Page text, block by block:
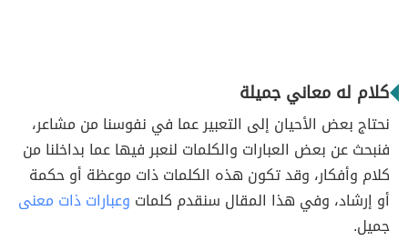
كلام له معاني جميلة
نحتاج بعض الأحيان إلى التعبير عما في نفوسنا من مشاعر،
فنبحث عن بعض العبارات والكلمات لنعبر فيها عما بداخلنا من
كلام وأفكار، وقد تكون هذه الكلمات ذات موعظة أو حكمة
أو إرشاد، وفي هذا المقال سنقدم كلمات وعبارات ذات معنى
جميل.